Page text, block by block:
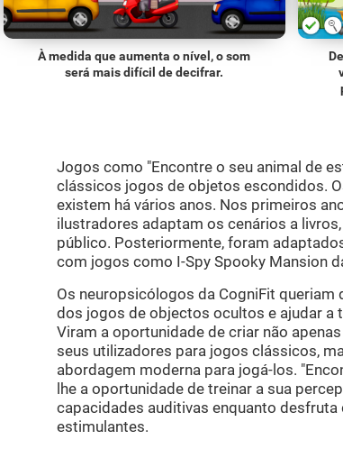
À medida que aumenta o nível, o som
será mais difícil de decifrar.
Jogos como "Encontre o seu animal de
clássicos jogos de objetos escondidos.
existem há vários anos. Nos primeiros
ilustradores adaptam os cenários a
público. Posteriormente, foram
com jogos como I-Spy Spooky Mansion
Os neuropsicólogos da CogniFit queriam
dos jogos de objectos ocultos e ajudar a
Viram a oportunidade de criar não
seus utilizadores para jogos clássicos,
abordagem moderna para jogá-los.
lhe a oportunidade de treinar a sua
capacidades auditivas enquanto
estimulantes.